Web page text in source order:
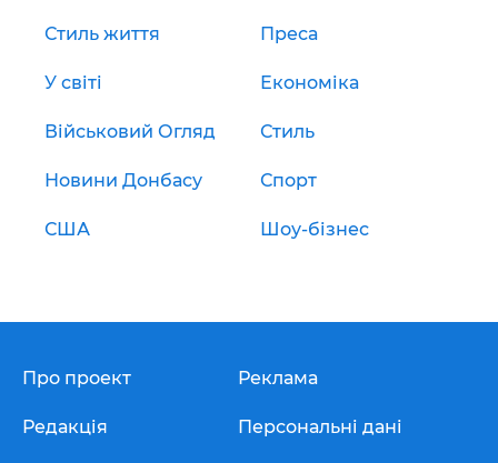
Стиль життя Преса
У світі Економіка
Військовий Огляд Стиль
Новини Донбасу Спорт
США Шоу-бізнес
Про проект
Редакція
Реклама
Персональні дані